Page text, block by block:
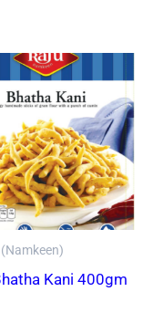
Kani 400gm